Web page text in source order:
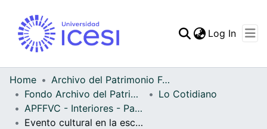
Statistics
Log In
Home
Archivo del Patrimonio Fotográfico y Fílmico del Valle del Cauca
Fondo Archivo del Patrimonio Fotográfico y Fílmico del Valle del Cauca
Lo Cotidiano
APFFVC - Interiores - Patrimonial
Evento cultural en la escuela María Inmaculada, al cual asistio el elenco de Sábados Felices